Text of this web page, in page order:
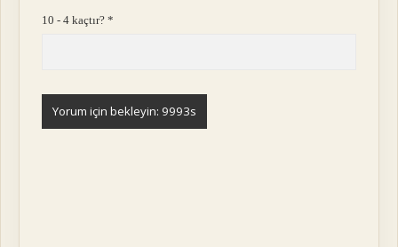
10 - 4 kaçtır?*